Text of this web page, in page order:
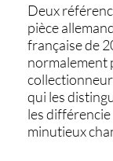
Deux
pièce
française de
normalement
qui les
les
minutieux